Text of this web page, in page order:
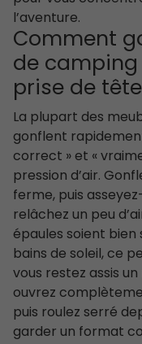
l’aventure.
Comment
de
prise de
La plupart des
gonflent
correct » et «
pression d’air.
ferme, puis
relâchez un peu
épaules soient bien
bains de soleil, ce
vous restez assis
ouvrez
puis roulez serré
garder un format